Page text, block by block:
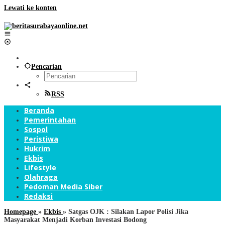
Lewati ke konten
Pencarian
RSS
Beranda
Pemerintahan
Sospol
Peristiwa
Hukrim
Ekbis
Lifestyle
Olahraga
Pedoman Media Siber
Redaksi
Homepage » Ekbis » Satgas OJK : Silakan Lapor Polisi Jika
Masyarakat Menjadi Korban Investasi Bodong